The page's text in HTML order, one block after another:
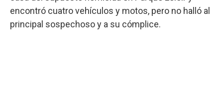
encontró cuatro vehículos y motos, pero no halló al
principal sospechoso y a su cómplice.